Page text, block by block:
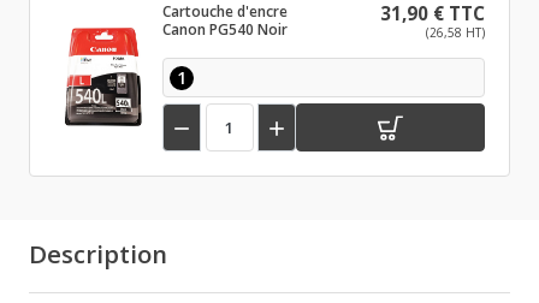
Cartouche d'encre
Canon PG540 Noir
31,90 € TTC
(26,58 HT)
1
 
Description